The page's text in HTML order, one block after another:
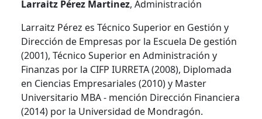
Larraitz Pérez Martinez, Administración
Larraitz Pérez es Técnico Superior en Gestión y
Dirección de Empresas por la Escuela De gestión
(2001), Técnico Superior en Administración y
Finanzas por la CIFP IURRETA (2008), Diplomada
en Ciencias Empresariales (2010) y Master
Universitario MBA - mención Dirección Financiera
(2014) por la Universidad de Mondragón.